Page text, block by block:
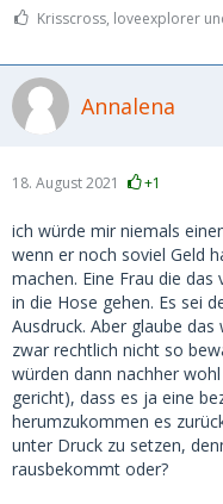
Krisscross, loveexplorer
Annalena
18. August 2021 +1
ich würde mir niemals
wenn er noch soviel Geld
machen. Eine Frau die
in die Hose gehen. Es sei
Ausdruck. Aber glaube
zwar rechtlich nicht so
würden dann nachher
gericht), dass es ja eine
herumzukommen es
unter Druck zu setzen,
rausbekommt oder?